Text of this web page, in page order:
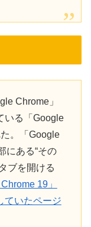
Chrome」
いる「Google
。「Google
にある“その
ブを開ける
19」
ていたページ